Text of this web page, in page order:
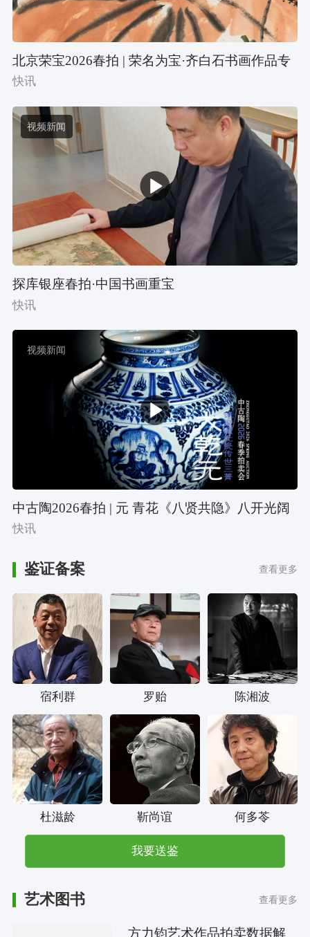
北京荣宝2026春拍 | 荣名为宝·齐白石书画作品专
题赏析
快讯
视频新闻
探库银座春拍·中国书画重宝
快讯
视频新闻
中古陶2026春拍 | 元 青花《八贤共隐》八开光阔
口大罐
快讯
鉴证备案 查看更多
宿利群 罗贻 陈湘波
杜滋龄 靳尚谊 何多苓
我要送鉴
艺术图书 查看更多
方力钧艺术作品拍卖数据解